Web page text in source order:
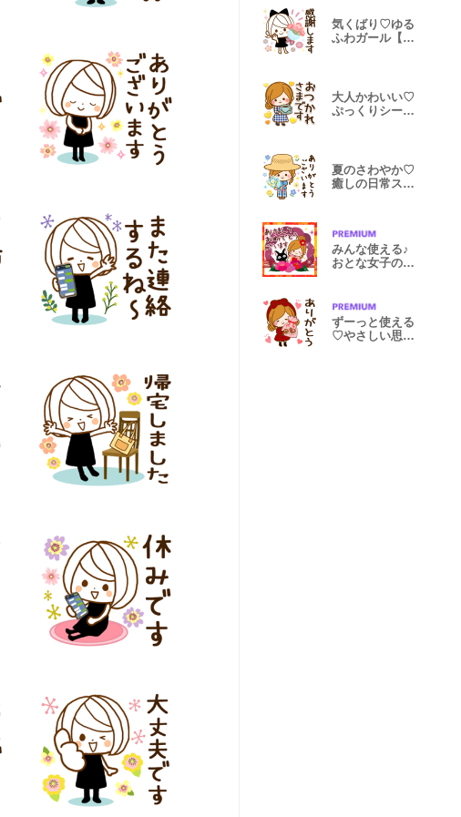
気くばり♡ゆる
ふわガール【丁
大人かわいい♡
ぷっくりシール
夏のさわやか♡
癒しの日常スタ
みんな使える♪
おとな女子の年
ずーっと使える
♡やさしい思い